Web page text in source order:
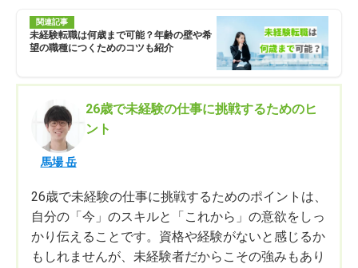
関連記事
未経験転職は何歳まで可能？年齢の壁や希
望の職種につくためのコツも紹介
馬場 岳
26歳で未経験の仕事に挑戦するためのヒ
ント
26歳で未経験の仕事に挑戦するためのポイントは、
自分の「今」のスキルと「これから」の意欲をしっ
かり伝えることです。資格や経験がないと感じるか
もしれませんが、未経験者だからこその強みもあり